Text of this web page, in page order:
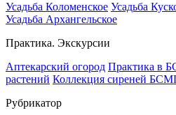
Усадьба Коломенское Усадьба
Усадьба Архангельское
Практика. Экскурсии
Аптекарский огород Практика в
растений Коллекция сиреней
Рубрикатор